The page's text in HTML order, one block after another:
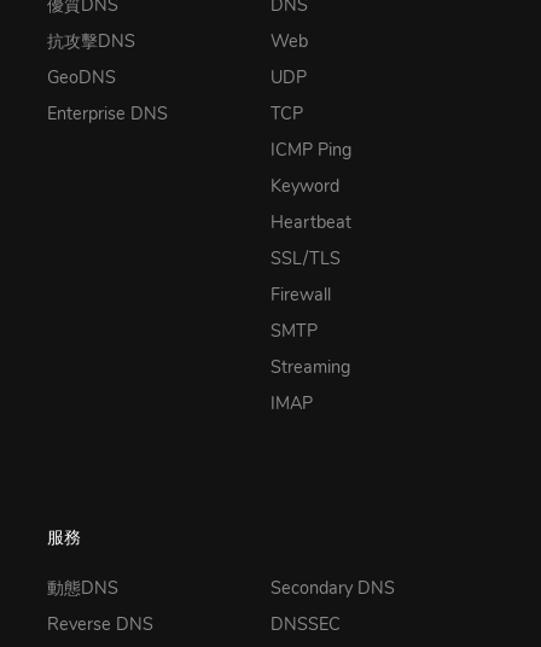
優質DNS
抗攻擊DNS
GeoDNS
Enterprise DNS
DNS
Web
UDP
TCP
ICMP Ping
Keyword
Heartbeat
SSL/TLS
Firewall
SMTP
Streaming
IMAP
服務
動態DNS
Reverse DNS
Secondary DNS
DNSSEC